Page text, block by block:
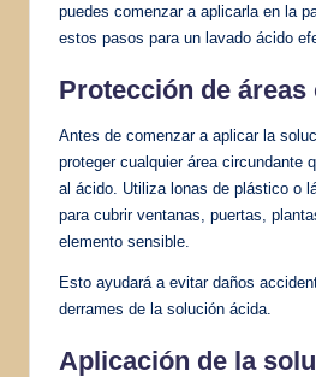
puedes comenzar a aplicarla en la
estos pasos para un lavado ácido
Protección de
Antes de comenzar a aplicar la
proteger cualquier área circundante
al ácido. Utiliza lonas de plástico o
para cubrir ventanas, puertas,
elemento sensible.
Esto ayudará a evitar daños
derrames de la solución ácida.
Aplicación de la